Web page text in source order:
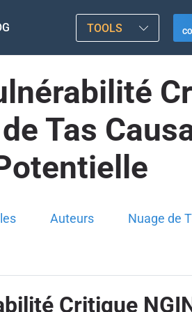
TOOLS
Tas
Auteurs Nuage de
Critique